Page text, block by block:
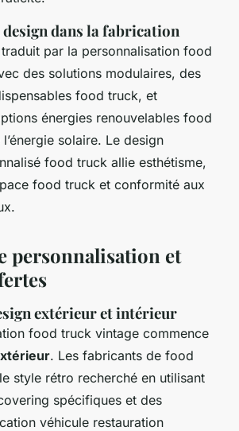
dans la fabrication
traduit par la personnalisation food
des solutions modulaires, des
food truck, et
énergies renouvelables food
solaire. Le design
food truck allie esthétisme,
food truck et conformité aux
personnalisation et
extérieur et intérieur
food truck vintage commence
. Les fabricants de food
style rétro recherché en utilisant
spécifiques et des
véhicule restauration